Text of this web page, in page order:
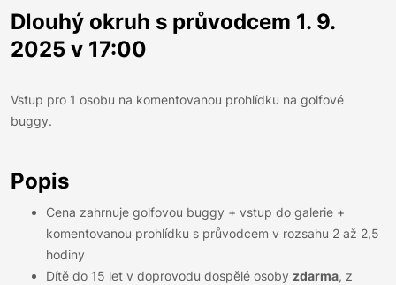
Dlouhý okruh s průvodcem 1. 9.
2025 v 17:00
Vstup pro 1 osobu na komentovanou prohlídku na golfové
buggy.
Popis
Cena zahrnuje golfovou buggy + vstup do galerie +
komentovanou prohlídku s průvodcem v rozsahu 2 až 2,5
hodiny
Dítě do 15 let v doprovodu dospělé osoby zdarma, z